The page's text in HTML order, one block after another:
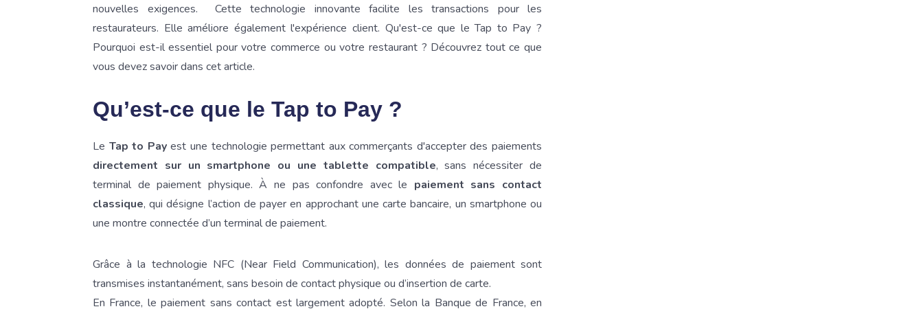
nouvelles exigences. Cette technologie innovante facilite les transactions pour les
restaurateurs. Elle améliore également l'expérience client. Qu'est-ce que le Tap to Pay ?
Pourquoi est-il essentiel pour votre commerce ou votre restaurant ? Découvrez tout ce que
vous devez savoir dans cet article.
Qu’est-ce que le Tap to Pay ?
Le Tap to Payest une technologie permettant aux commerçants d'accepter des paiements
directement sur un smartphone ou une tablette compatible, sans nécessiter de
terminal de paiement physique. À ne pas confondre avec le paiement sans contact
classique, qui désigne l’action de payer en approchant une carte bancaire, un smartphone ou
une montre connectée d’un terminal de paiement.
Grâce à la technologie NFC (Near Field Communication), les données de paiement sont
transmises instantanément, sans besoin de contact physique ou d’insertion de carte.
En France, le paiement sans contact est largement adopté. Selon la Banque de France, en